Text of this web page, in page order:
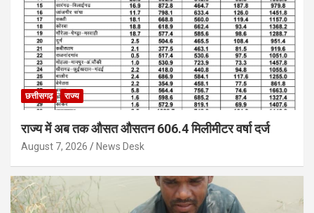
छत्तीसगढ़ राज्य
राज्य में अब तक औसत औसतन 606.4 मिलीमीटर वर्षा दर्ज
August 7, 2026 News Desk